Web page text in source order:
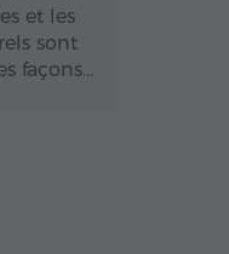
et les
sont
façons…